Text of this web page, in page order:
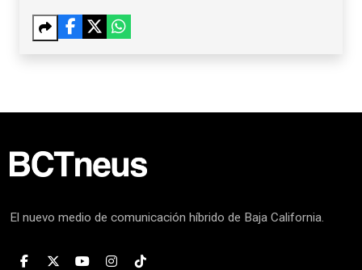
El nuevo medio de comunicación híbrido de Baja California.